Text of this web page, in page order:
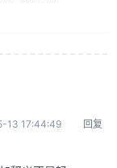
13 17:44:49 回复